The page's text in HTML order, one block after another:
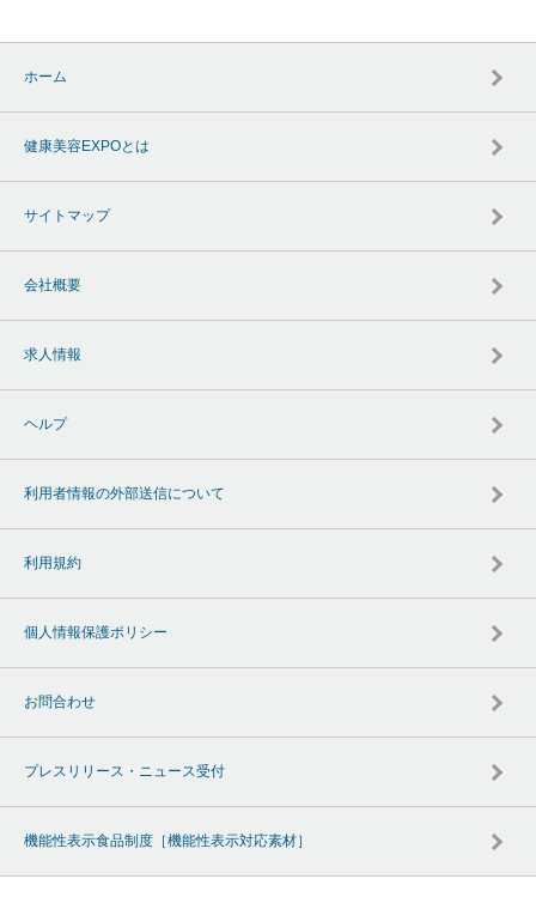
ホーム
健康美容EXPOとは
サイトマップ
会社概要
求人情報
ヘルプ
利用者情報の外部送信について
利用規約
個人情報保護ポリシー
お問合わせ
プレスリリース・ニュース受付
機能性表示食品制度［機能性表示対応素材］